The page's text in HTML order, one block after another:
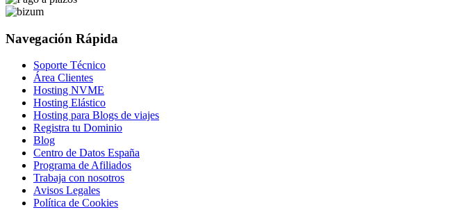
Navegación Rápida
Soporte Técnico
Área Clientes
Hosting NVME
Hosting Elástico
Hosting para Blogs de viajes
Registra tu Dominio
Blog
Centro de Datos España
Programa de Afiliados
Trabaja con nosotros
Avisos Legales
Política de Cookies